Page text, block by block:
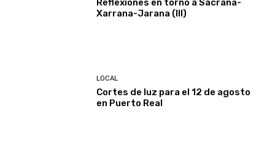
Reflexiones en torno a Sacrana-
Xarrana-Jarana (III)
LOCAL
Cortes de luz para el 12 de agosto
en Puerto Real